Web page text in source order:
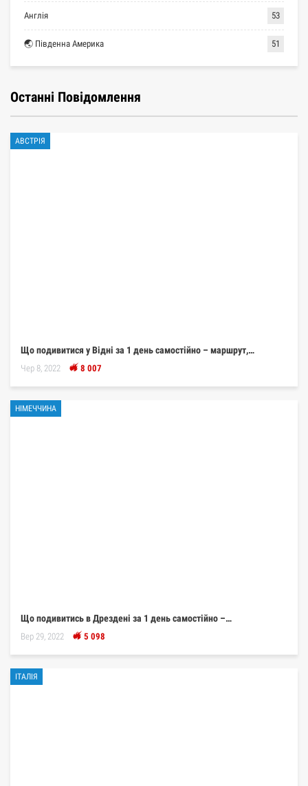
Англія 53
🌏 Південна Америка 51
Останні Повідомлення
АВСТРІЯ
Що подивитися у Відні за 1 день самостійно – маршрут,…
Чер 8, 2022 8 007
НІМЕЧЧИНА
Що подивитись в Дрездені за 1 день самостійно –…
Вер 29, 2022 5 098
ІТАЛІЯ